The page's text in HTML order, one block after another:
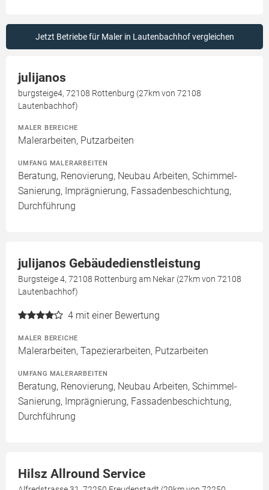
Jetzt Betriebe für Maler in Lautenbachhof vergleichen
julijanos
burgsteige4, 72108 Rottenburg (27km von 72108
Lautenbachhof)
MALER BEREICHE
Malerarbeiten, Putzarbeiten
UMFANG MALERARBEITEN
Beratung, Renovierung, Neubau Arbeiten, Schimmel-
Sanierung, Imprägnierung, Fassadenbeschichtung,
Durchführung
julijanos Gebäudedienstleistung
Burgsteige 4, 72108 Rottenburg am Nekar (27km von 72108
Lautenbachhof)
4 mit einer Bewertung
MALER BEREICHE
Malerarbeiten, Tapezierarbeiten, Putzarbeiten
UMFANG MALERARBEITEN
Beratung, Renovierung, Neubau Arbeiten, Schimmel-
Sanierung, Imprägnierung, Fassadenbeschichtung,
Durchführung
Hilsz Allround Service